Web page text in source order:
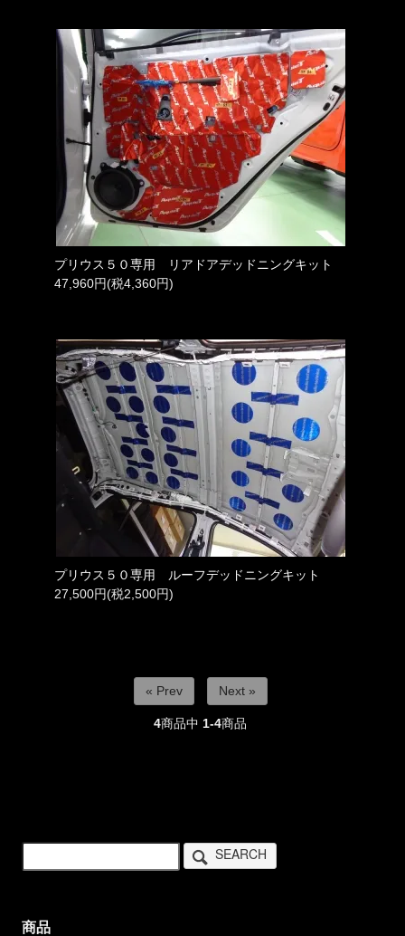
プリウス５０専用 リアドアデッドニングキット
47,960円(税4,360円)
プリウス５０専用 ルーフデッドニングキット
27,500円(税2,500円)
« Prev Next »
4商品中 1-4商品
SEARCH
商品